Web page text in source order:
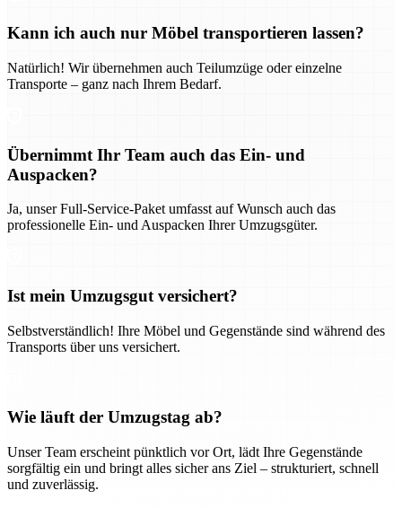
Kann ich auch nur Möbel transportieren lassen?
Natürlich! Wir übernehmen auch Teilumzüge oder einzelne
Transporte – ganz nach Ihrem Bedarf.
Übernimmt Ihr Team auch das Ein- und
Auspacken?
Ja, unser Full-Service-Paket umfasst auf Wunsch auch das
professionelle Ein- und Auspacken Ihrer Umzugsgüter.
Ist mein Umzugsgut versichert?
Selbstverständlich! Ihre Möbel und Gegenstände sind während des
Transports über uns versichert.
Wie läuft der Umzugstag ab?
Unser Team erscheint pünktlich vor Ort, lädt Ihre Gegenstände
sorgfältig ein und bringt alles sicher ans Ziel – strukturiert, schnell
und zuverlässig.